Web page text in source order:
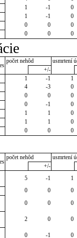
1 -1
0
1 -1
0
0 0
0
0 0 0
počet nehôd
usmrtení
+/-
1 -1
1
4 -3
0
0 0
0
0 -1
0
1 1
0
1 1
0
0 0 0
počet nehôd
usmrtení
+/-
5 -1
1
0 0
0
0 0
0
2 0
0
0 -1
0